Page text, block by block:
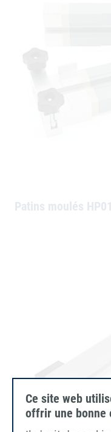
Patins moulés
Ce site web
offrir une bonne